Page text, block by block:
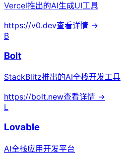
Vercel推出的AI生成UI工具
https://v0.dev查看详情 →
B
Bolt
StackBlitz推出的AI全栈开发工具
https://bolt.new查看详情 →
L
Lovable
AI全栈应用开发平台